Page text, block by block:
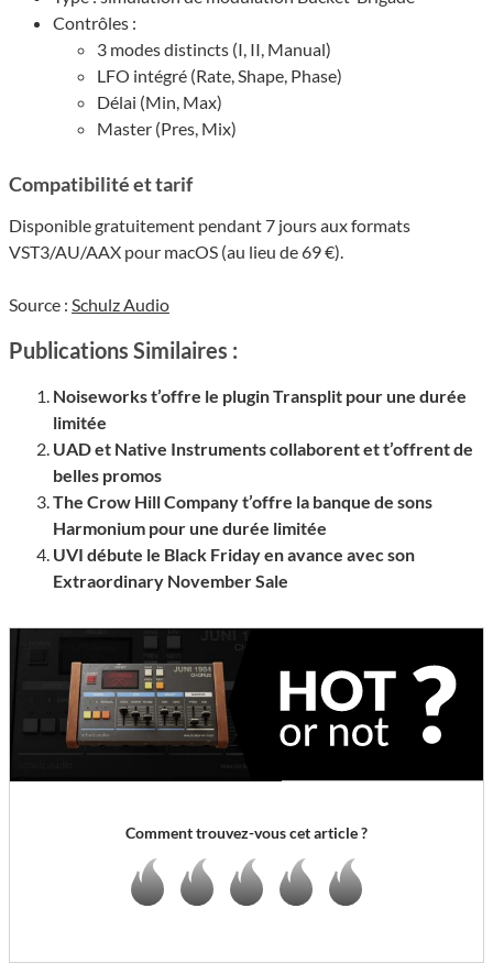
Contrôles :
3 modes distincts (I, II, Manual)
LFO intégré (Rate, Shape, Phase)
Délai (Min, Max)
Master (Pres, Mix)
Compatibilité et tarif
Disponible gratuitement pendant 7 jours aux formats
VST3/AU/AAX pour macOS (au lieu de 69 €).
Source : Schulz Audio
Publications Similaires :
Noiseworks t’offre le plugin Transplit pour une durée
limitée
UAD et Native Instruments collaborent et t’offrent de
belles promos
The Crow Hill Company t’offre la banque de sons
Harmonium pour une durée limitée
UVI débute le Black Friday en avance avec son
Extraordinary November Sale
Comment trouvez-vous cet article ?